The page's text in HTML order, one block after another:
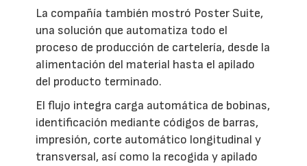
La compañía también mostró Poster Suite,
una solución que automatiza todo el
proceso de producción de cartelería, desde la
alimentación del material hasta el apilado
del producto terminado.
El flujo integra carga automática de bobinas,
identificación mediante códigos de barras,
impresión, corte automático longitudinal y
transversal, así como la recogida y apilado